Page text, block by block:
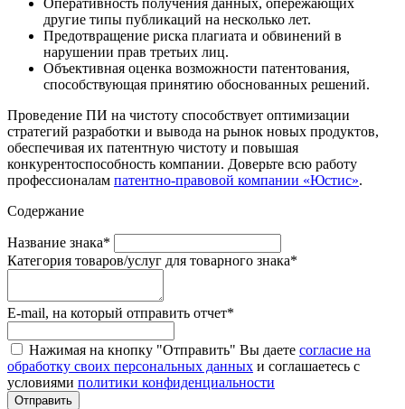
Оперативность получения данных, опережающих
другие типы публикаций на несколько лет.
Предотвращение риска плагиата и обвинений в
нарушении прав третьих лиц.
Объективная оценка возможности патентования,
способствующая принятию обоснованных решений.
Проведение ПИ на чистоту способствует оптимизации
стратегий разработки и вывода на рынок новых продуктов,
обеспечивая их патентную чистоту и повышая
конкурентоспособность компании. Доверьте всю работу
профессионалам патентно-правовой компании «Юстис».
Содержание
Название знака*
Категория товаров/услуг для товарного знака*
E-mail, на который отправить отчет*
Нажимая на кнопку "Отправить" Вы даете согласие на
обработку своих персональных данных и соглашаетесь с
условиями политики конфиденциальности
Отправить